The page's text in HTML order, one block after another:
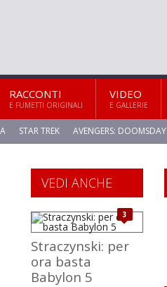
RACCONTI
E FUMETTI ORIGINALI
VIDEO
E GALLERIE
STAR TREK AVENGERS: DOOMSDAY
VEDI ANCHE
3
Straczynski: per
ora basta
Babylon 5